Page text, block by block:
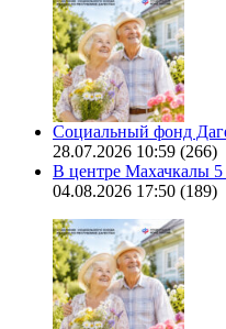
Социальный фонд
28.07.2026 10:59 (266)
В центре Махачкалы
04.08.2026 17:50 (189)